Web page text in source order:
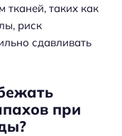
таких как
риск
сдавливать
при